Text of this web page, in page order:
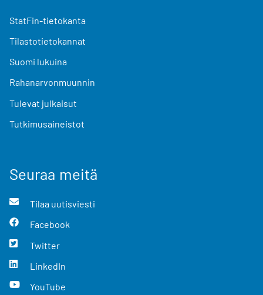
StatFin-tietokanta
Tilastotietokannat
Suomi lukuina
Rahanarvonmuunnin
Tulevat julkaisut
Tutkimusaineistot
Seuraa meitä
Tilaa uutisviesti
Facebook
Twitter
LinkedIn
YouTube